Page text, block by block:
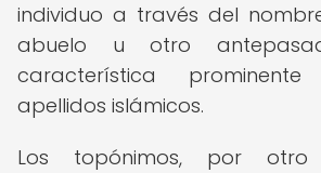
individuo a través del
abuelo u otro
característica
apellidos islámicos.
Los topónimos, por